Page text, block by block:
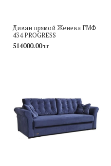
Диван прямой Женева ГМФ
434 PROGRESS
514000.00 тг